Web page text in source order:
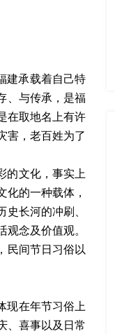
建承载着自己特
、与传承，是福
在取地名上有许
害，老百姓为了
的文化，事实上
的一种载体，
长河的冲刷、
念及价值观。
民间节日习俗以
现在年节习俗上
、喜事以及日常